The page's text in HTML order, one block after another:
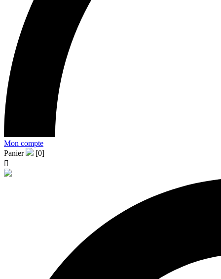
Mon compte
Panier
[0]
